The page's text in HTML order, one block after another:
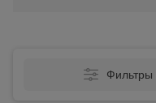
Фильтры